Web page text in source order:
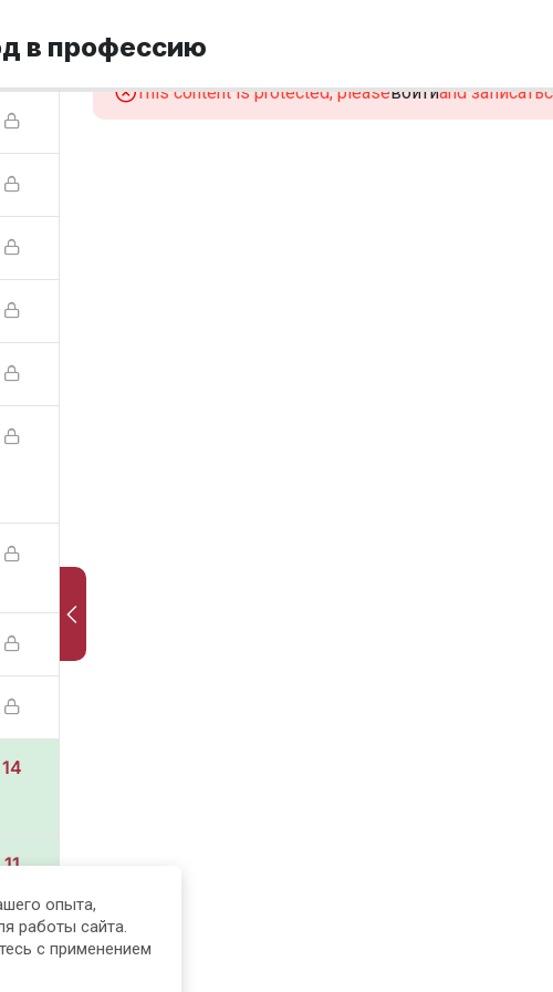
14
11
10
в профессию
This content is protected, pleaseвойтиand
опыта,
работы сайта.
с применением